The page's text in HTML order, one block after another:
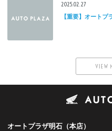
2025.02.27
【重要】オート
VIEW
オートプラザ明石（本店）